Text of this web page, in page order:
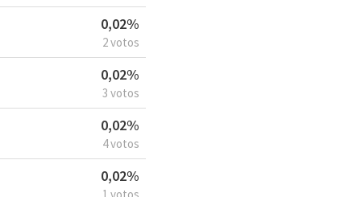
0,02%
2 votos
0,02%
3 votos
0,02%
4 votos
0,02%
1 votos